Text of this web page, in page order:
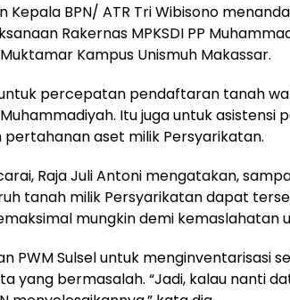
Kepala BPN/ ATR Tri Wibisono
Rakernas MPKSDI PP
Kampus Unismuh Makassar.
percepatan pendaftaran tanah
Itu juga untuk asistensi
aset milik Persyarikatan.
Raja Juli Antoni mengatakan,
tanah milik Persyarikatan dapat
mungkin demi kemaslahatan
PWM Sulsel untuk menginventarisasi
yang bermasalah. “Jadi, kalau nanti